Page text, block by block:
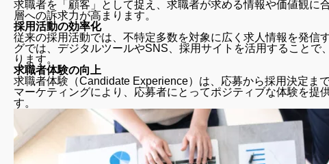
求職者を「顧客」として捉え、求職者が求める情報や価値観に
層への訴求力が高まります。
採用活動の効率化
従来の採用活動では、不特定多数を対象に広く求人情報を発信
グでは、デジタルツールやSNS、採用サイトを活用すること
ります。
求職者体験の向上
求職者体験（Candidate Experience）は、応募から採用決定ま
マーケティングにより、応募者にとってポジティブな体験を提
す。